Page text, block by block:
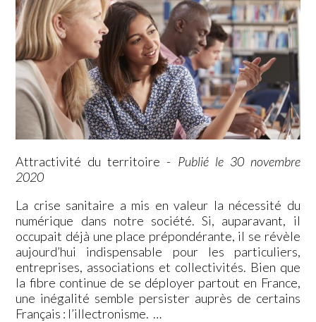
Attractivité du territoire - Publié le 30 novembre
2020
La crise sanitaire a mis en valeur la nécessité du
numérique dans notre société. Si, auparavant, il
occupait déjà une place prépondérante, il se révèle
aujourd’hui indispensable pour les particuliers,
entreprises, associations et collectivités. Bien que
la fibre continue de se déployer partout en France,
une inégalité semble persister auprès de certains
Français : l’illectronisme. …